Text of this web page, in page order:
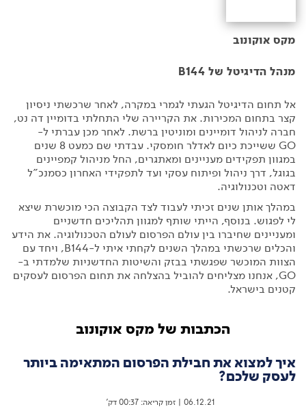
מקס אוקונוב
מנהל הדיגיטל של B144
אל תחום הדיגיטל הגעתי לגמרי במקרה, לאחר שרכשתי ניסיון
קצר בתחום המכירות. את הקריירה שלי התחלתי בדומיין דה נט,
חברה לניהול דומיינים ומוניטין ברשת. לאחר מכן עברתי ל-
GO ששייכת כיום לאדלר חומסקי. עבדתי שם כמעט 8 שנים
במגוון תפקידים מעניינים ומאתגרים, החל מניהול קמפיינים
בגוגל, דרך ניהול ופיתוח עסקי ועד לתפקידי האחרון כסמנכ"ל
דאטה וטכנולוגיה.
במהלך אותן שנים זכיתי לעבוד לצד הקבוצה הכי מוכשרת שיצא
לי לפגוש. בנוסף, הייתי שותף למגוון תהליכים חדשניים
ומעניינים שחיברו בין עולם הפרסום לעולם הטכנולוגיה. את הידע
והכלים שרכשתי במהלך השנים לקחתי איתי ל-B144, ויחד עם
הצוות המוכשר שפגשתי בבזק והשיטות החדשניות שלמדתי ב-
GO, אנחנו מצליחים להוביל בהצלחה את תחום הפרסום לעסקים
קטנים בישראל.
הכתבות של מקס אוקונוב
איך למצוא את חבילת הפרסום המתאימה ביותר
לעסק שלכם?
06.12.21
| זמן קריאה: 00:37 דק'